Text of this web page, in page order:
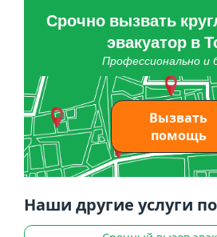
Срочно вызвать
эвакуатор в
Профессионально и
Вызвать
помощь
Наши другие услуги